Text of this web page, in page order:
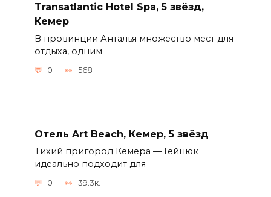
Transatlantic Hotel Spa, 5 звёзд,
Кемер
В провинции Анталья множество мест для
отдыха, одним
0 568
Отель Art Beach, Кемер, 5 звёзд
Тихий пригород Кемера — Гёйнюк
идеально подходит для
0 39.3к.